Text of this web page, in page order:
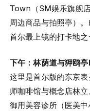
Town（SM娱乐旗舰
周边商品与拍照亭）
首尔最上镜的打卡地之
下午：林荫道与狎鸥
这里是首尔版的东京
师咖啡馆与概念店林
御用美容诊所（医美